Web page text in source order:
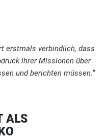
erstmals verbindlich, dass
ihrer Missionen über
und berichten müssen.“
ALS